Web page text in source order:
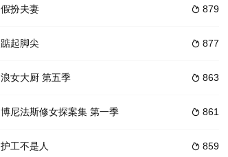
 879
假扮夫妻
 877
踮起脚尖
 863
浪女大厨 第五季
 861
博尼法斯修女探案集 第一季
 859
护工不是人